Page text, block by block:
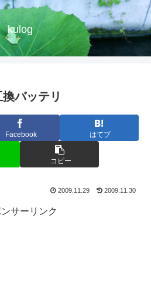
kulog
バッテリ
Facebook はてブ
コピー
2009.11.29 2009.11.30
サーリンク